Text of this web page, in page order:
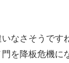
なさそうです
を降板危機に